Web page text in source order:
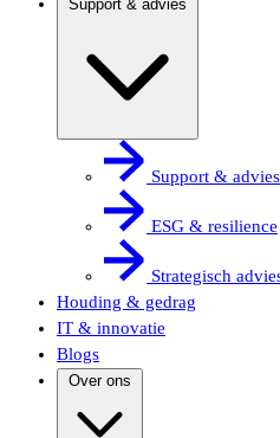
Support & advies
Support & advies
ESG & resilience
Strategisch
Houding & gedrag
IT & innovatie
Blogs
Over ons